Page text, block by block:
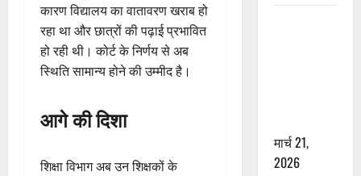
कारण विद्यालय का वातावरण खराब हो
रहा था और छात्रों की पढ़ाई प्रभावित
हो रही थी। कोर्ट के निर्णय से अब
स्थिति सामान्य होने की उम्मीद है।
आगे की दिशा
शिक्षा विभाग अब उन शिक्षकों के
मार्च 21,
2026